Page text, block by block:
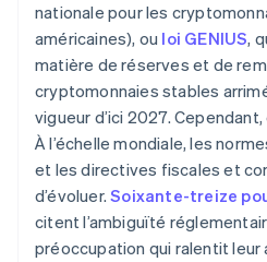
nationale pour les
américaines), ou loi GENIUS,
matière de réserves et de
cryptomonnaies stables
vigueur d’ici 2027.
À l’échelle mondiale, les
et les directives fiscales et
d’évoluer.Soixante-treize
citent l’ambiguïté
préoccupation qui ralentit